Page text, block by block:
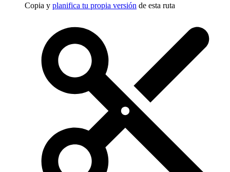
Copia y planifica tu propia versión de esta ruta